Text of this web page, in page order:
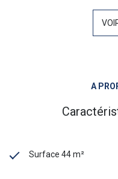
A
Surface 44 m²